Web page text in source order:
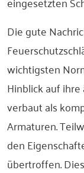
Die gute
wichtigsten
Hinblick auf
verbaut als
Armaturen.
den
übertroffen.